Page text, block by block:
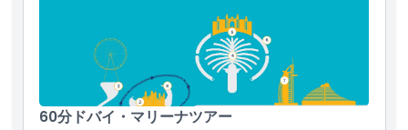
60分ドバイ・マリーナツアー